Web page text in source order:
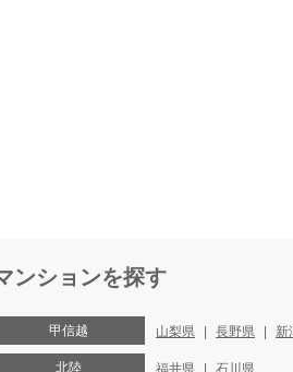
ンションを探す
甲信越 山梨県 長野県 新
北陸